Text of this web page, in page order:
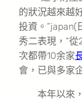
的狀況越來越
投資。”japan(
秀二表現，“
次都帶10余家
會，已與多家
本年以來